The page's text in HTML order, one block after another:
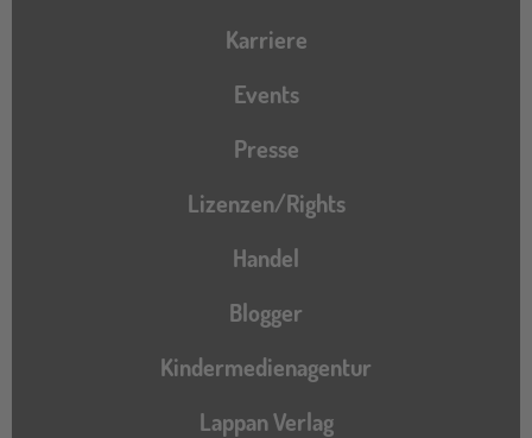
Karriere
Events
Presse
Lizenzen/Rights
Handel
Blogger
Kindermedienagentur
Lappan Verlag